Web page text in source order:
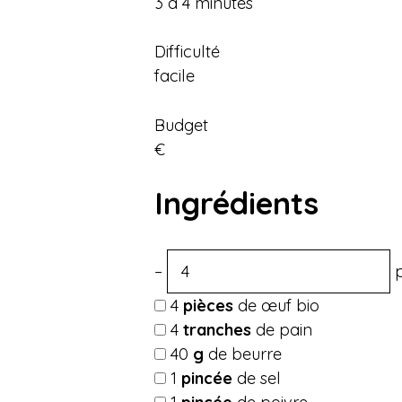
Difficulté
facile
Budget
€
Ingrédients
–
4 pièces de œuf bio
4 tranches de pain
40 g de beurre
1 pincée de sel